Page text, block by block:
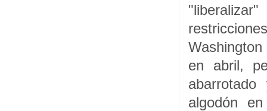
en abril,
algodón